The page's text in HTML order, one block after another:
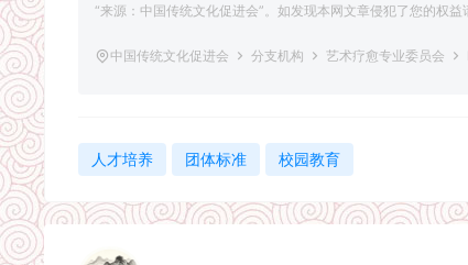
“来源：中国传统文化促进会”。如发现本网文章侵犯了您的权
中国传统文化促进会 分支机构 艺术疗愈专业委员会
人才培养 团体标准 校园教育